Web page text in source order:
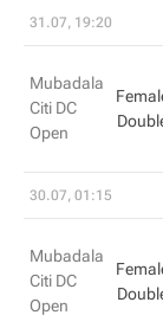
31.07, 19:20
Mubadala
Citi DC
Open
30.07, 01:15
Mubadala
Citi DC
Open